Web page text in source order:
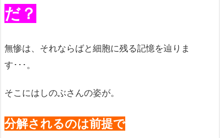
だ？
無惨は、それならばと細胞に残る記憶を辿りま
す･･･。
そこにはしのぶさんの姿が。
分解されるのは前提で